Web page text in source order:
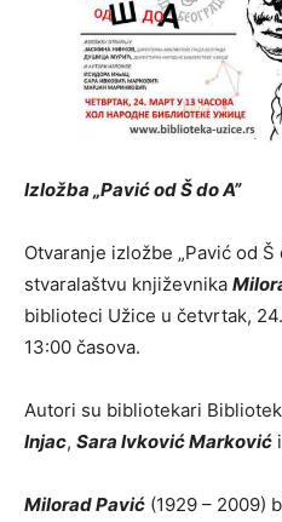
Izložba „Pavić od Š do A”
Otvaranje izložbe „Pavić od
stvaralaštvu književnika
biblioteci Užice u četvrtak,
13:00 časova.
Autori su bibliotekari
Injac, Sara Ivković Marković i
Milorad Pavić (1929 – 2009)